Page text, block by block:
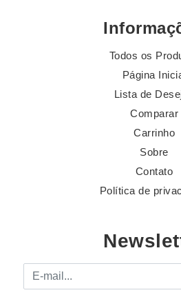
Todos os
Página
Lista de
Comparar
Carrinho
Sobre
Contato
Política de
E-mail